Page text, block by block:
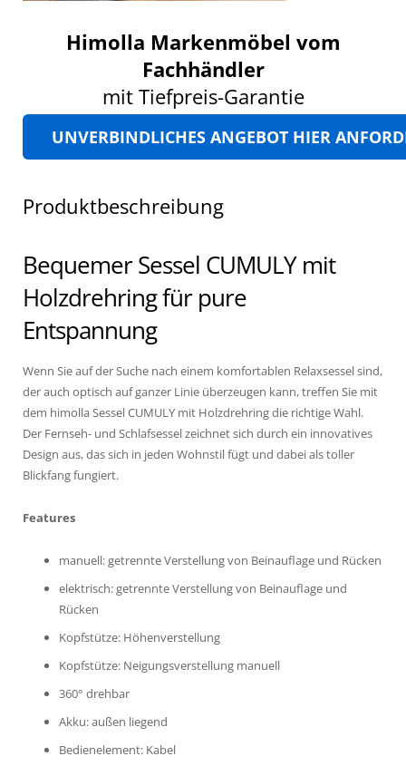
Himolla Markenmöbel vom
Fachhändler
mit Tiefpreis-Garantie
UNVERBINDLICHES ANGEBOT HIER
Produktbeschreibung
Bequemer Sessel CUMULY mit
Holzdrehring für pure
Entspannung
Wenn Sie auf der Suche nach einem komfortablen Relaxsessel sind,
der auch optisch auf ganzer Linie überzeugen kann, treffen Sie mit
dem himolla Sessel CUMULY mit Holzdrehring die richtige Wahl.
Der Fernseh- und Schlafsessel zeichnet sich durch ein innovatives
Design aus, das sich in jeden Wohnstil fügt und dabei als toller
Blickfang fungiert.
Features
manuell: getrennte Verstellung von Beinauflage und Rücken
elektrisch: getrennte Verstellung von Beinauflage und
Rücken
Kopfstütze: Höhenverstellung
Kopfstütze: Neigungsverstellung manuell
360° drehbar
Akku: außen liegend
Bedienelement: Kabel